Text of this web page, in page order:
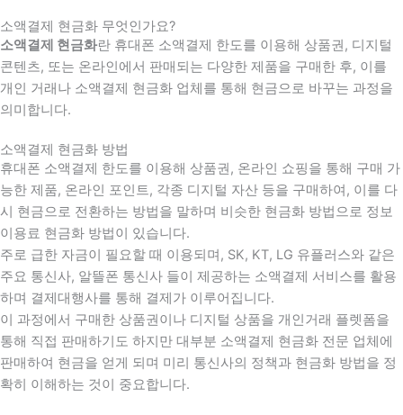
소액결제 현금화 무엇인가요?
소액결제 현금화란 휴대폰 소액결제 한도를 이용해 상품권, 디지털
콘텐츠, 또는 온라인에서 판매되는 다양한 제품을 구매한 후, 이를
개인 거래나 소액결제 현금화 업체를 통해 현금으로 바꾸는 과정을
의미합니다.
소액결제 현금화 방법
휴대폰 소액결제 한도를 이용해 상품권, 온라인 쇼핑을 통해 구매 가
능한 제품, 온라인 포인트, 각종 디지털 자산 등을 구매하여, 이를 다
시 현금으로 전환하는 방법을 말하며 비슷한 현금화 방법으로 정보
이용료 현금화 방법이 있습니다.
주로 급한 자금이 필요할 때 이용되며, SK, KT, LG 유플러스와 같은
주요 통신사, 알뜰폰 통신사 들이 제공하는 소액결제 서비스를 활용
하며 결제대행사를 통해 결제가 이루어집니다.
이 과정에서 구매한 상품권이나 디지털 상품을 개인거래 플렛폼을
통해 직접 판매하기도 하지만 대부분 소액결제 현금화 전문 업체에
판매하여 현금을 얻게 되며 미리 통신사의 정책과 현금화 방법을 정
확히 이해하는 것이 중요합니다.